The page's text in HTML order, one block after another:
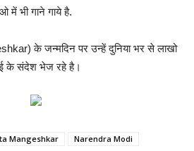
में भी गाने गाये है.
के जन्मदिन पर उन्हें दुनिया भर से लाखो
के संदेश भेज रहे है।
Mangeshkar
Narendra Modi